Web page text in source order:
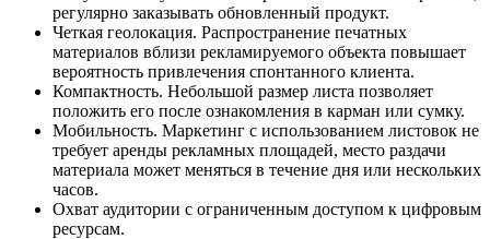
регулярно заказывать обновленный продукт.
Четкая геолокация. Распространение печатных
материалов вблизи рекламируемого объекта повышает
вероятность привлечения спонтанного клиента.
Компактность. Небольшой размер листа позволяет
положить его после ознакомления в карман или сумку.
Мобильность. Маркетинг с использованием листовок не
требует аренды рекламных площадей, место раздачи
материала может меняться в течение дня или нескольких
часов.
Охват аудитории с ограниченным доступом к цифровым
ресурсам.